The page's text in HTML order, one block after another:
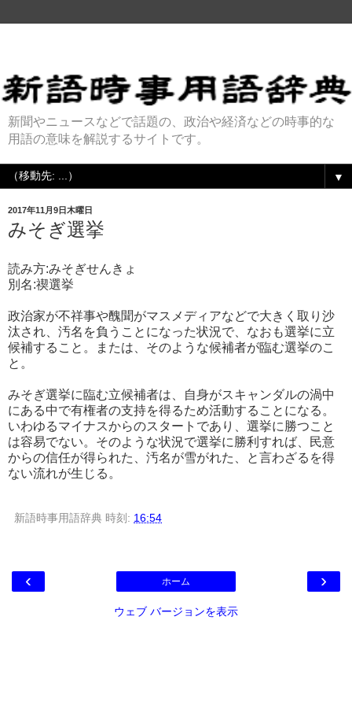
新聞やニュースなどで話題の、政治や経済などの時事的な
用語の意味を解説するサイトです。
▼
2017年11月9日木曜日
みそぎ選挙
読み方:みそぎせんきょ
別名:禊選挙
政治家が不祥事や醜聞がマスメディアなどで大きく取り沙
汰され、汚名を負うことになった状況で、なおも選挙に立
候補すること。または、そのような候補者が臨む選挙のこ
と。
みそぎ選挙に臨む立候補者は、自身がスキャンダルの渦中
にある中で有権者の支持を得るため活動することになる。
いわゆるマイナスからのスタートであり、選挙に勝つこと
は容易でない。そのような状況で選挙に勝利すれば、民意
からの信任が得られた、汚名が雪がれた、と言わざるを得
ない流れが生じる。
新語時事用語辞典 時刻: 16:54
‹ ›
ホーム
ウェブ バージョンを表示